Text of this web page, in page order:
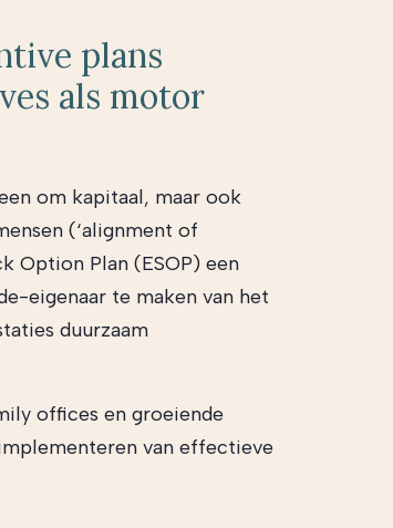
plans
als motor
om kapitaal, maar ook
(‘alignment of
Option Plan (ESOP) een
eigenaar te maken van het
duurzaam
offices en groeiende
van effectieve